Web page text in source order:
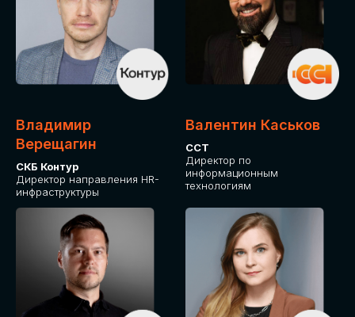
Владимир
Верещагин
СКБ Контур
Директор направления HR-
инфраструктуры
Валентин Каськов
ССТ
Директор по
информационным
технологиям